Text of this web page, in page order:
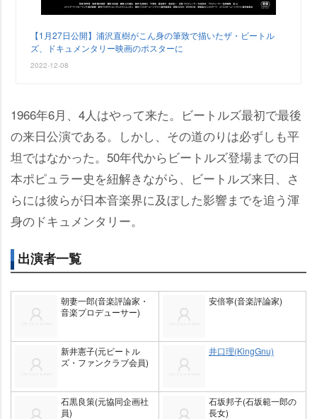
【1月27日公開】浦沢直樹がこん身の筆致で描いたザ・ビートル
ズ、ドキュメンタリー映画のポスターに
2022-12-08
1966年6月、4人はやって来た。ビートルズ最初で最後
の来日公演である。しかし、その道のりは必ずしも平
坦ではなかった。50年代からビートルズ登場までの日
本ポピュラー史を紐解きながら、ビートルズ来日、さ
らには彼らが日本音楽界に及ぼした影響までを追う渾
身のドキュメンタリー。
出演者一覧
朝妻一郎(音楽評論家・
音楽プロデューサー)
安倍寧(音楽評論家)
新井憲子(元ビートル
ズ・ファンクラブ会員)
井口理(KingGnu)
石黒良策(元協同企画社
員)
石坂邦子(石坂範一郎の
長女)